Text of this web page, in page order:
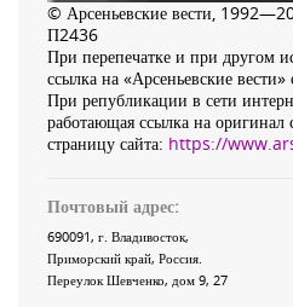
© Арсеньевские вести,
П2436
При перепечатке и при другом
ссылка на «Арсеньевские вести»
При републикации в сети
работающая ссылка на оригинал
страницу сайта: https://
Почтовый адрес:
690091, г. Владивосток,
Приморский край, Россия.
Переулок Шевченко, дом 9, 27